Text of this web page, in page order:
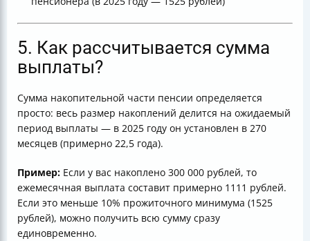
5. Как рассчитывается сумма
выплаты?
Сумма накопительной части пенсии определяется
просто: весь размер накоплений делится на ожидаемый
период выплаты — в 2025 году он установлен в 270
месяцев (примерно 22,5 года).
Пример: Если у вас накоплено 300 000 рублей, то
ежемесячная выплата составит примерно 1111 рублей.
Если это меньше 10% прожиточного минимума (1525
рублей), можно получить всю сумму сразу
единовременно.